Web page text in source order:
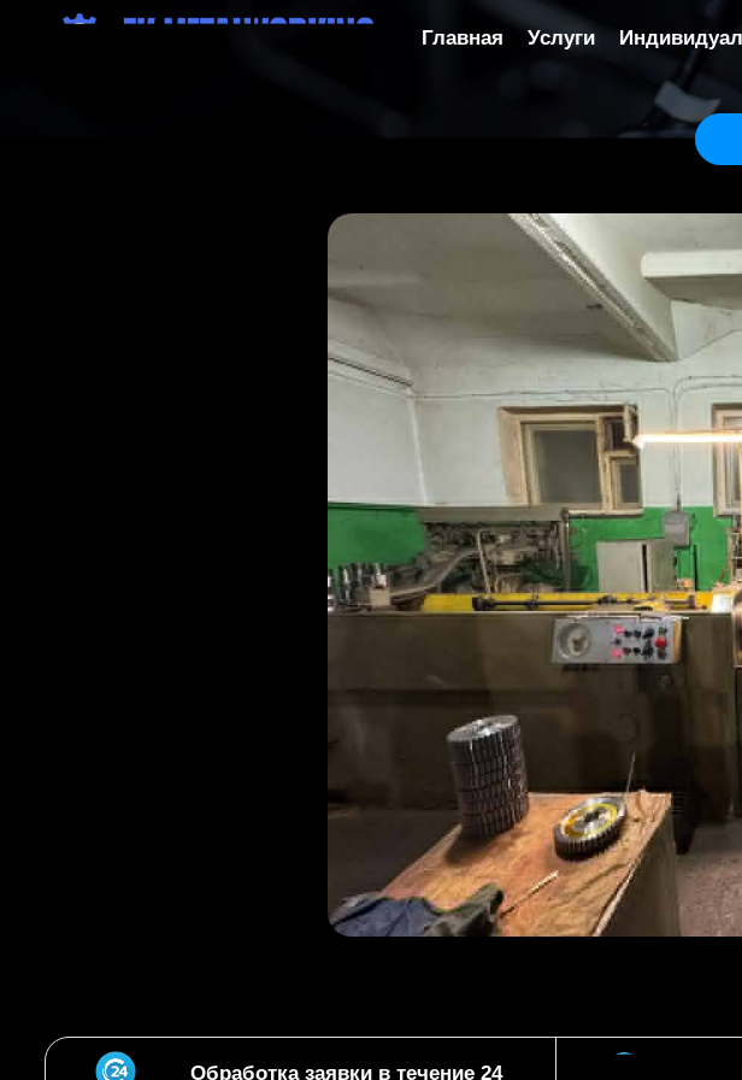
Главная Услуги
Обработка заявки в течение 24